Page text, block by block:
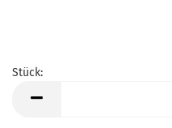
Stück: